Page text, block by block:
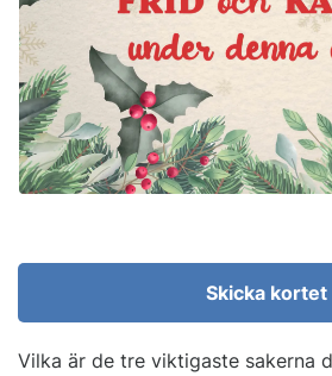
Skicka kortet
Vilka är de tre viktigaste sakerna